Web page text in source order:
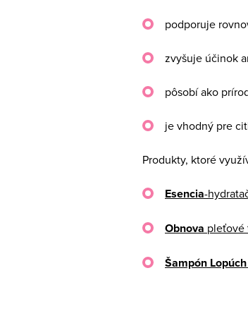
podporuje
zvyšuje účinok
pôsobí ako
je vhodný pre
Produkty, ktoré
Esencia-
Obnova pleťové
Šampón